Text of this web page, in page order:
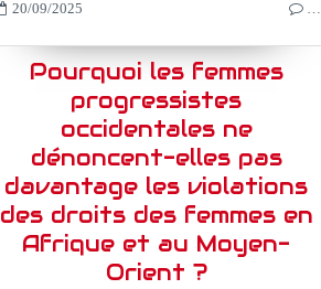
20/09/2025 …
Pourquoi les femmes
progressistes
occidentales ne
dénoncent-elles pas
davantage les violations
des droits des femmes en
Afrique et au Moyen-
Orient ?